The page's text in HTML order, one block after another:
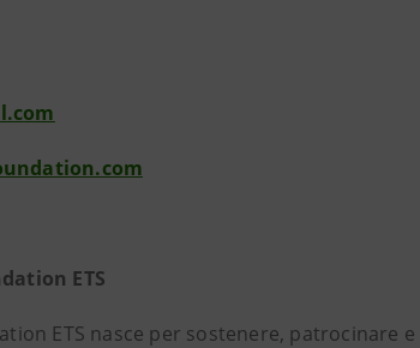
ETS
ETS nasce per sostenere, patrocinare